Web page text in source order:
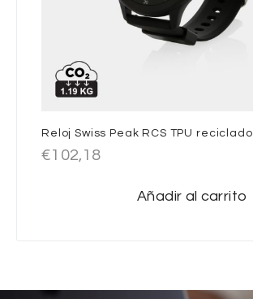
Reloj Swiss Peak RCS TPU reciclado
€102,18
Añadir al carrito